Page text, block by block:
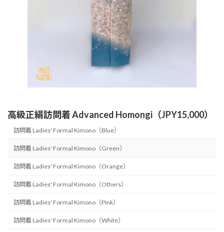
高級正絹訪問着 Advanced Homongi（JPY15,000）
訪問着 Ladies' Formal Kimono（Blue）
訪問着 Ladies' Formal Kimono（Green）
訪問着 Ladies' Formal Kimono（Orange）
訪問着 Ladies' Formal Kimono（Others）
訪問着 Ladies' Formal Kimono（Pink）
訪問着 Ladies' Formal Kimono（White）